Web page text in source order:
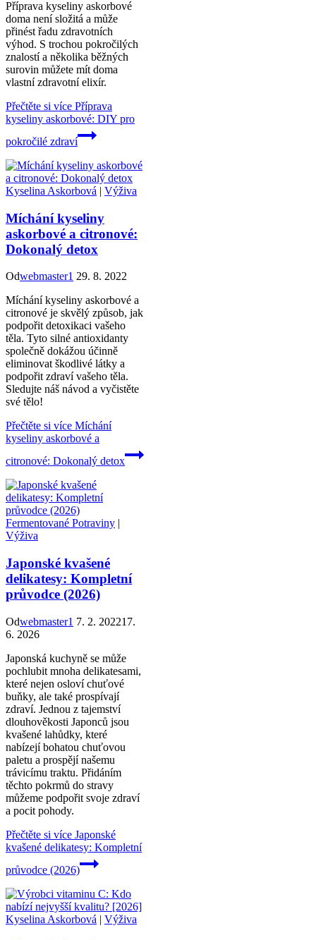
Příprava kyseliny askorbové
doma není složitá a může
přinést řadu zdravotních
výhod. S trochou pokročilých
znalostí a několika běžných
surovin můžete mít doma
vlastní zdravotní elixír.
Přečtěte si více Příprava
kyseliny askorbové: DIY pro
pokročilé zdraví
Kyselina Askorbová | Výživa
Míchání kyseliny
askorbové a citronové:
Dokonalý detox
Odwebmaster1 29. 8. 2022
Míchání kyseliny askorbové a
citronové je skvělý způsob, jak
podpořit detoxikaci vašeho
těla. Tyto silné antioxidanty
společně dokážou účinně
eliminovat škodlivé látky a
podpořit zdraví vašeho těla.
Sledujte náš návod a vyčistěte
své tělo!
Přečtěte si více Míchání
kyseliny askorbové a
citronové: Dokonalý detox
Fermentované Potraviny
Výživa
Japonské kvašené
delikatesy: Kompletní
průvodce (2026)
Odwebmaster1 7. 2. 202217.
6. 2026
Japonská kuchyně se může
pochlubit mnoha delikatesami,
které nejen osloví chuťové
buňky, ale také prospívají
zdraví. Jednou z tajemství
dlouhověkosti Japonců jsou
kvašené lahůdky, které
nabízejí bohatou chuťovou
paletu a prospějí našemu
trávicímu traktu. Přidáním
těchto pokrmů do stravy
můžeme podpořit svoje zdraví
a pocit pohody.
Přečtěte si více Japonské
kvašené delikatesy: Kompletní
průvodce (2026)
Kyselina Askorbová | Výživa